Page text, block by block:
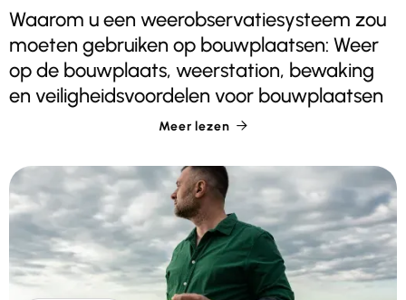
Waarom u een weerobservatiesysteem zou
moeten gebruiken op bouwplaatsen: Weer
op de bouwplaats, weerstation, bewaking
en veiligheidsvoordelen voor bouwplaatsen
Meer lezen 